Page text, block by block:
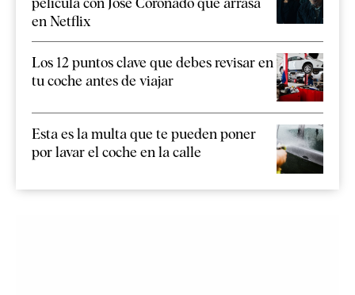
en Netflix
Los 12 puntos clave que debes revisar en
tu coche antes de viajar
Esta es la multa que te pueden poner
por lavar el coche en la calle